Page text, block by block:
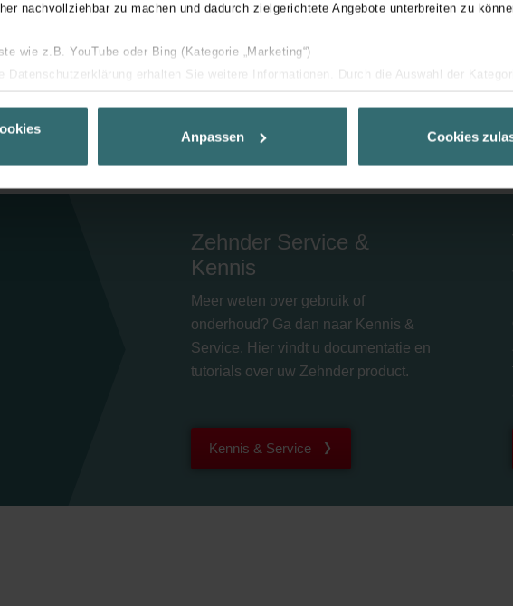
nachvollziehbar zu machen und dadurch zielgerichtete Angebote unterbreiten zu
wie z.B. YouTube oder Bing (Kategorie „Marketing“)
Datenschutzerklärung erhalten Sie weitere Informationen. Durch die Auswahl der
Ihnen die bestmögliche Nutzererfahrung zu ermöglichen und Ihnen maßgeschneiderte
zur Verfügung zu stellen. Alle Einwilligungen können Sie selbstverständlich über einen
Déclarations de confidentialité
s.r.o.: Zásady ochrany osobních údajů
des données
Política de privacidad
Sanayi ve Ticaret Limitet Şirketi: Web Sitesi Çerezleri
Privacyverklaringen
Privacy Policy
Datenschutz
o ochronie danych Zehnder
Anpassen Cookies
Zehnder Service &
Kennis
Meer weten over gebruik of
onderhoud? Ga dan naar Kennis &
Service. Hier vindt u documentatie en
tutorials over uw Zehnder product.
Kennis & Service